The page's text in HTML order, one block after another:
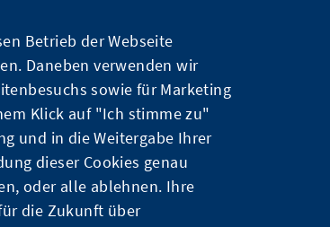
Betrieb der Webseite
Daneben verwenden wir
sowie für Marketing
Klick auf "Ich stimme zu"
und in die Weitergabe Ihrer
dieser Cookies genau
oder alle ablehnen. Ihre
die Zukunft über